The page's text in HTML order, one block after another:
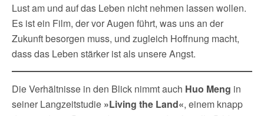
Lust am und auf das Leben nicht nehmen lassen wollen.
Es ist ein Film, der vor Augen führt, was uns an der
Zukunft besorgen muss, und zugleich Hoffnung macht,
dass das Leben stärker ist als unsere Angst.
Die Verhältnisse in den Blick nimmt auch Huo Meng in
seiner Langzeitstudie »Living the Land«, einem knapp